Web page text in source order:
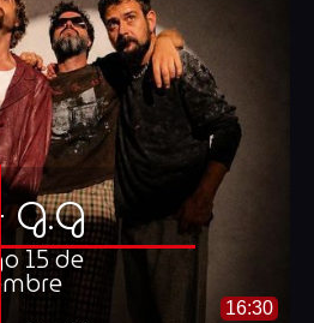
G.G
15 de
16:30